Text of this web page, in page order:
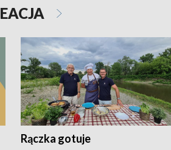
Rączka gotuje